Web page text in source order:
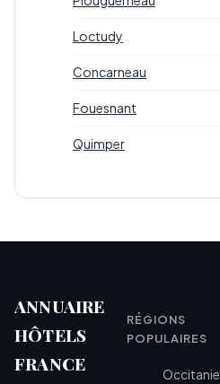
Loctudy
Concarneau
Fouesnant
Quimper
ANNUAIRE
HÔTELS
FRANCE
RÉGIONS
POPULAIRES
Occitanie